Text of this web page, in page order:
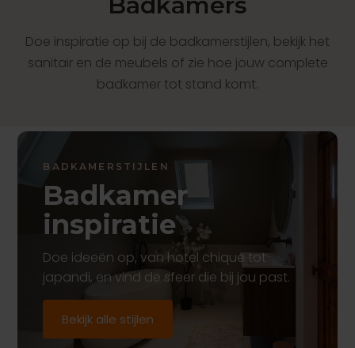
Doe inspiratie op bij de badkamerstijlen, bekijk het
sanitair en de meubels of zie hoe jouw complete
badkamer tot stand komt.
BADKAMERSTIJLEN
Badkamer
inspiratie
Doe ideeën op, van hotel chique tot
japandi, en vind de sfeer die bij jou past.
Bekijk alle stijlen